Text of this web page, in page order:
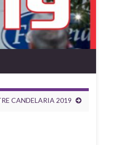
CANDELARIA 2019